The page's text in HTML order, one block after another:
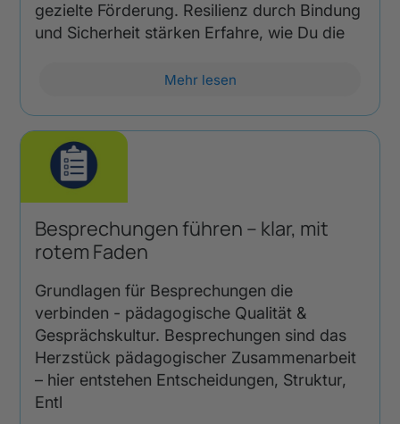
gezielte Förderung. Resilienz durch Bindung
und Sicherheit stärken Erfahre, wie Du die
Mehr lesen
Besprechungen führen – klar, mit
rotem Faden
Grundlagen für Besprechungen die
verbinden - pädagogische Qualität &
Gesprächskultur. Besprechungen sind das
Herzstück pädagogischer Zusammenarbeit
– hier entstehen Entscheidungen, Struktur,
Entl